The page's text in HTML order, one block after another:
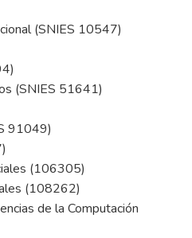
(SNIES 10547)
(SNIES 51641)
91049)
(106305)
(108262)
de la Computación